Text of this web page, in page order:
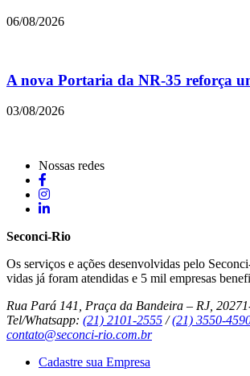
06/08/2026
A nova Portaria da NR-35 reforça
03/08/2026
Nossas redes
Seconci-Rio
Os serviços e ações desenvolvidas pelo
vidas já foram atendidas e 5 mil empresas
Rua Pará 141, Praça da Bandeira – RJ,
Tel/Whatsapp: (21) 2101-2555 /(21) 3550-
contato@seconci-rio.com.br
Cadastre sua Empresa